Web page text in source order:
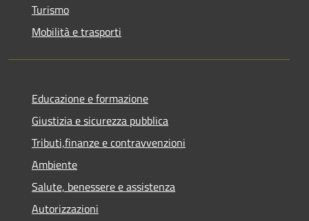
Turismo
Mobilità e trasporti
Educazione e formazione
Giustizia e sicurezza pubblica
Tributi,finanze e contravvenzioni
Ambiente
Salute, benessere e assistenza
Autorizzazioni